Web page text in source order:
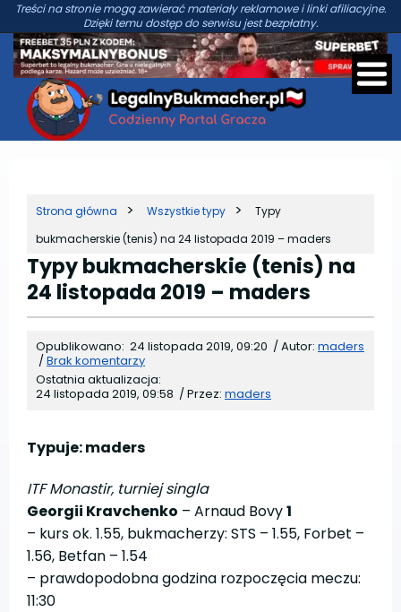
Treści na stronie mogą zawierać materiały reklamowe i linki afiliacyjne.
Dzięki temu dostęp do serwisu jest bezpłatny.
Strona główna Wszystkie typy
Typy
bukmacherskie (tenis) na 24 listopada 2019 – maders
Typy bukmacherskie (tenis) na
24 listopada 2019 – maders
Opublikowano: 24 listopada 2019, 09:20 /Autor: maders
/Brak komentarzy
Ostatnia aktualizacja:
24 listopada 2019, 09:58 /Przez: maders
Typuje: maders
ITF Monastir, turniej singla
Georgii Kravchenko – Arnaud Bovy1
– kurs ok. 1.55, bukmacherzy: STS – 1.55, Forbet –
1.56, Betfan – 1.54
– prawdopodobna godzina rozpoczęcia meczu:
11:30